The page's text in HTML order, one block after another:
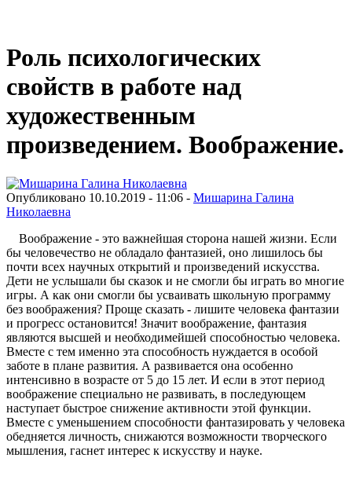
Роль психологических
свойств в работе над
художественным
произведением. Воображение.
Опубликовано 10.10.2019 - 11:06 - Мишарина Галина
Николаевна
Воображение - это важнейшая сторона нашей жизни. Если
бы человечество не обладало фантазией, оно лишилось бы
почти всех научных открытий и произведений искусства.
Дети не услышали бы сказок и не смогли бы играть во многие
игры. А как они смогли бы усваивать школьную программу
без воображения? Проще сказать - лишите человека фантазии
и прогресс остановится! Значит воображение, фантазия
являются высшей и необходимейшей способностью человека.
Вместе с тем именно эта способность нуждается в особой
заботе в плане развития. А развивается она особенно
интенсивно в возрасте от 5 до 15 лет. И если в этот период
воображение специально не развивать, в последующем
наступает быстрое снижение активности этой функции.
Вместе с уменьшением способности фантазировать у человека
обедняется личность, снижаются возможности творческого
мышления, гаснет интерес к искусству и науке.